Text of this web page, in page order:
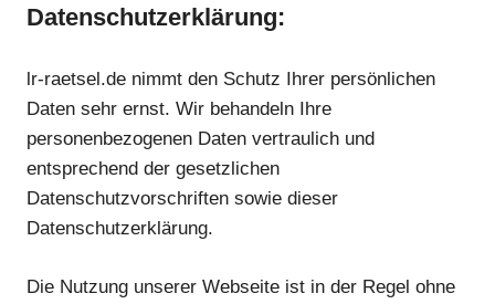
Datenschutzerklärung:
lr-raetsel.de nimmt den Schutz Ihrer persönlichen
Daten sehr ernst. Wir behandeln Ihre
personenbezogenen Daten vertraulich und
entsprechend der gesetzlichen
Datenschutzvorschriften sowie dieser
Datenschutzerklärung.
Die Nutzung unserer Webseite ist in der Regel ohne